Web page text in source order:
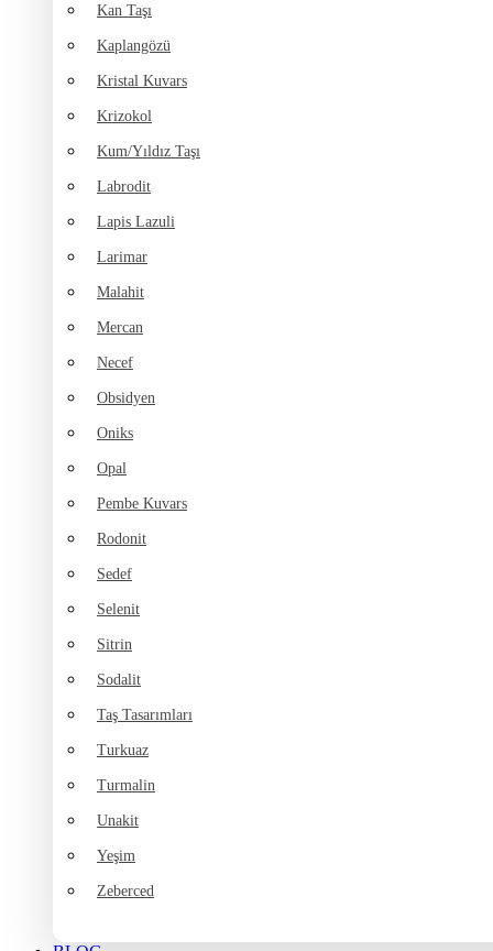
Kan Taşı
Kaplangözü
Kristal Kuvars
Krizokol
Kum/Yıldız Taşı
Labrodit
Lapis Lazuli
Larimar
Malahit
Mercan
Necef
Obsidyen
Oniks
Opal
Pembe Kuvars
Rodonit
Sedef
Selenit
Sitrin
Sodalit
Taş Tasarımları
Turkuaz
Turmalin
Unakit
Yeşim
Zeberced